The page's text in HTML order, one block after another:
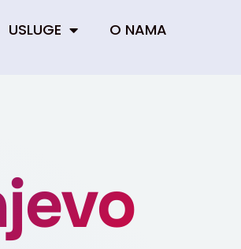
USLUGE O NAMA